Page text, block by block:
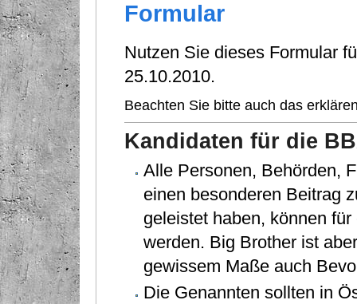
Formular
Nutzen Sie dieses Formular
25.10.2010.
Beachten Sie bitte auch das
Kandidaten für die
Alle Personen, Behörden,
einen besonderen Beitrag
geleistet haben, können
werden. Big Brother ist
gewissem Maße auch
Die Genannten sollten in